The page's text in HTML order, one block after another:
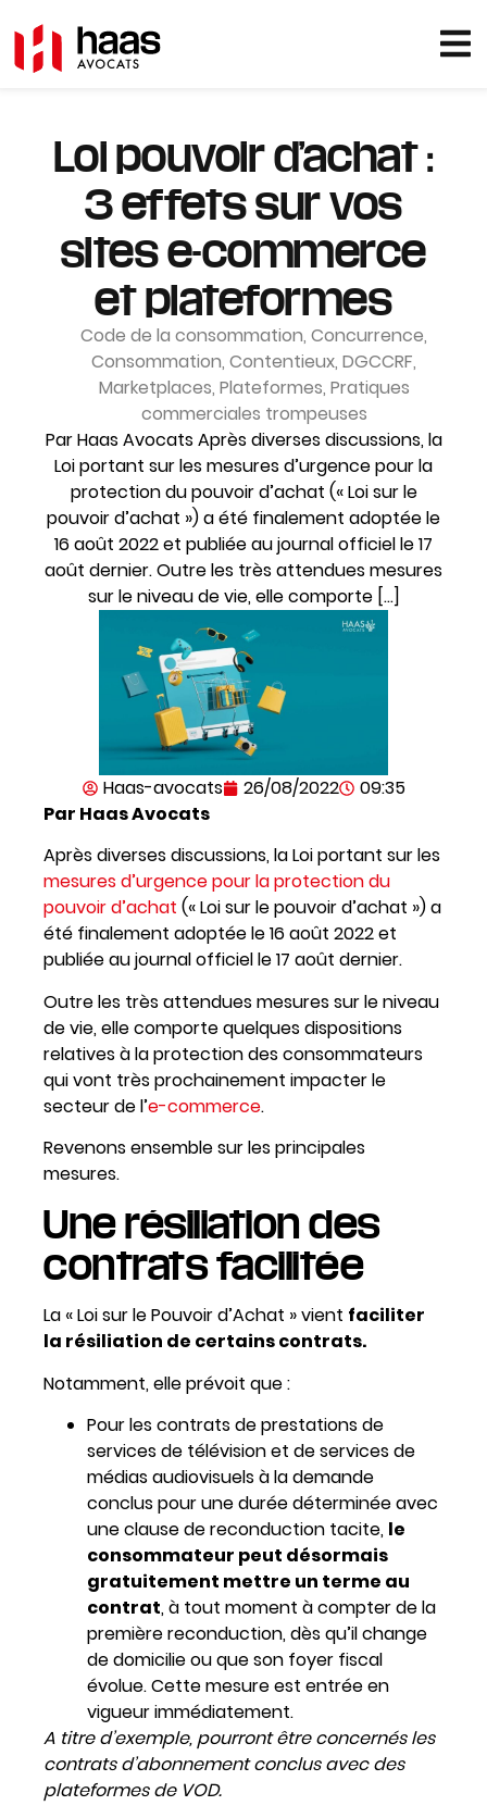
Loi pouvoir d’achat :
3 effets sur vos
sites e-commerce
et plateformes
Code de la consommation, Concurrence,
Consommation, Contentieux, DGCCRF,
Marketplaces, Plateformes, Pratiques
commerciales trompeuses
Par Haas Avocats Après diverses discussions, la
Loi portant sur les mesures d’urgence pour la
protection du pouvoir d’achat (« Loi sur le
pouvoir d’achat ») a été finalement adoptée le
16 août 2022 et publiée au journal officiel le 17
août dernier. Outre les très attendues mesures
sur le niveau de vie, elle comporte […]
Haas-avocats 26/08/2022
09:35
Par Haas Avocats
Après diverses discussions, la Loi portant sur les
mesures d’urgence pour la protection du
pouvoir d’achat (« Loi sur le pouvoir d’achat ») a
été finalement adoptée le 16 août 2022 et
publiée au journal officiel le 17 août dernier.
Outre les très attendues mesures sur le niveau
de vie, elle comporte quelques dispositions
relatives à la protection des consommateurs
qui vont très prochainement impacter le
secteur de l’e-commerce.
Revenons ensemble sur les principales
mesures.
Une résiliation des
contrats facilitée
La « Loi sur le Pouvoir d’Achat » vient faciliter
la résiliation de certains contrats.
Notamment, elle prévoit que :
Pour les contrats de prestations de
services de télévision et de services de
médias audiovisuels à la demande
conclus pour une durée déterminée avec
une clause de reconduction tacite, le
consommateur peut désormais
gratuitement mettre un terme au
contrat, à tout moment à compter de la
première reconduction, dès qu’il change
de domicilie ou que son foyer fiscal
évolue. Cette mesure est entrée en
vigueur immédiatement.
A titre d’exemple, pourront être concernés les
contrats d’abonnement conclus avec des
plateformes de VOD.